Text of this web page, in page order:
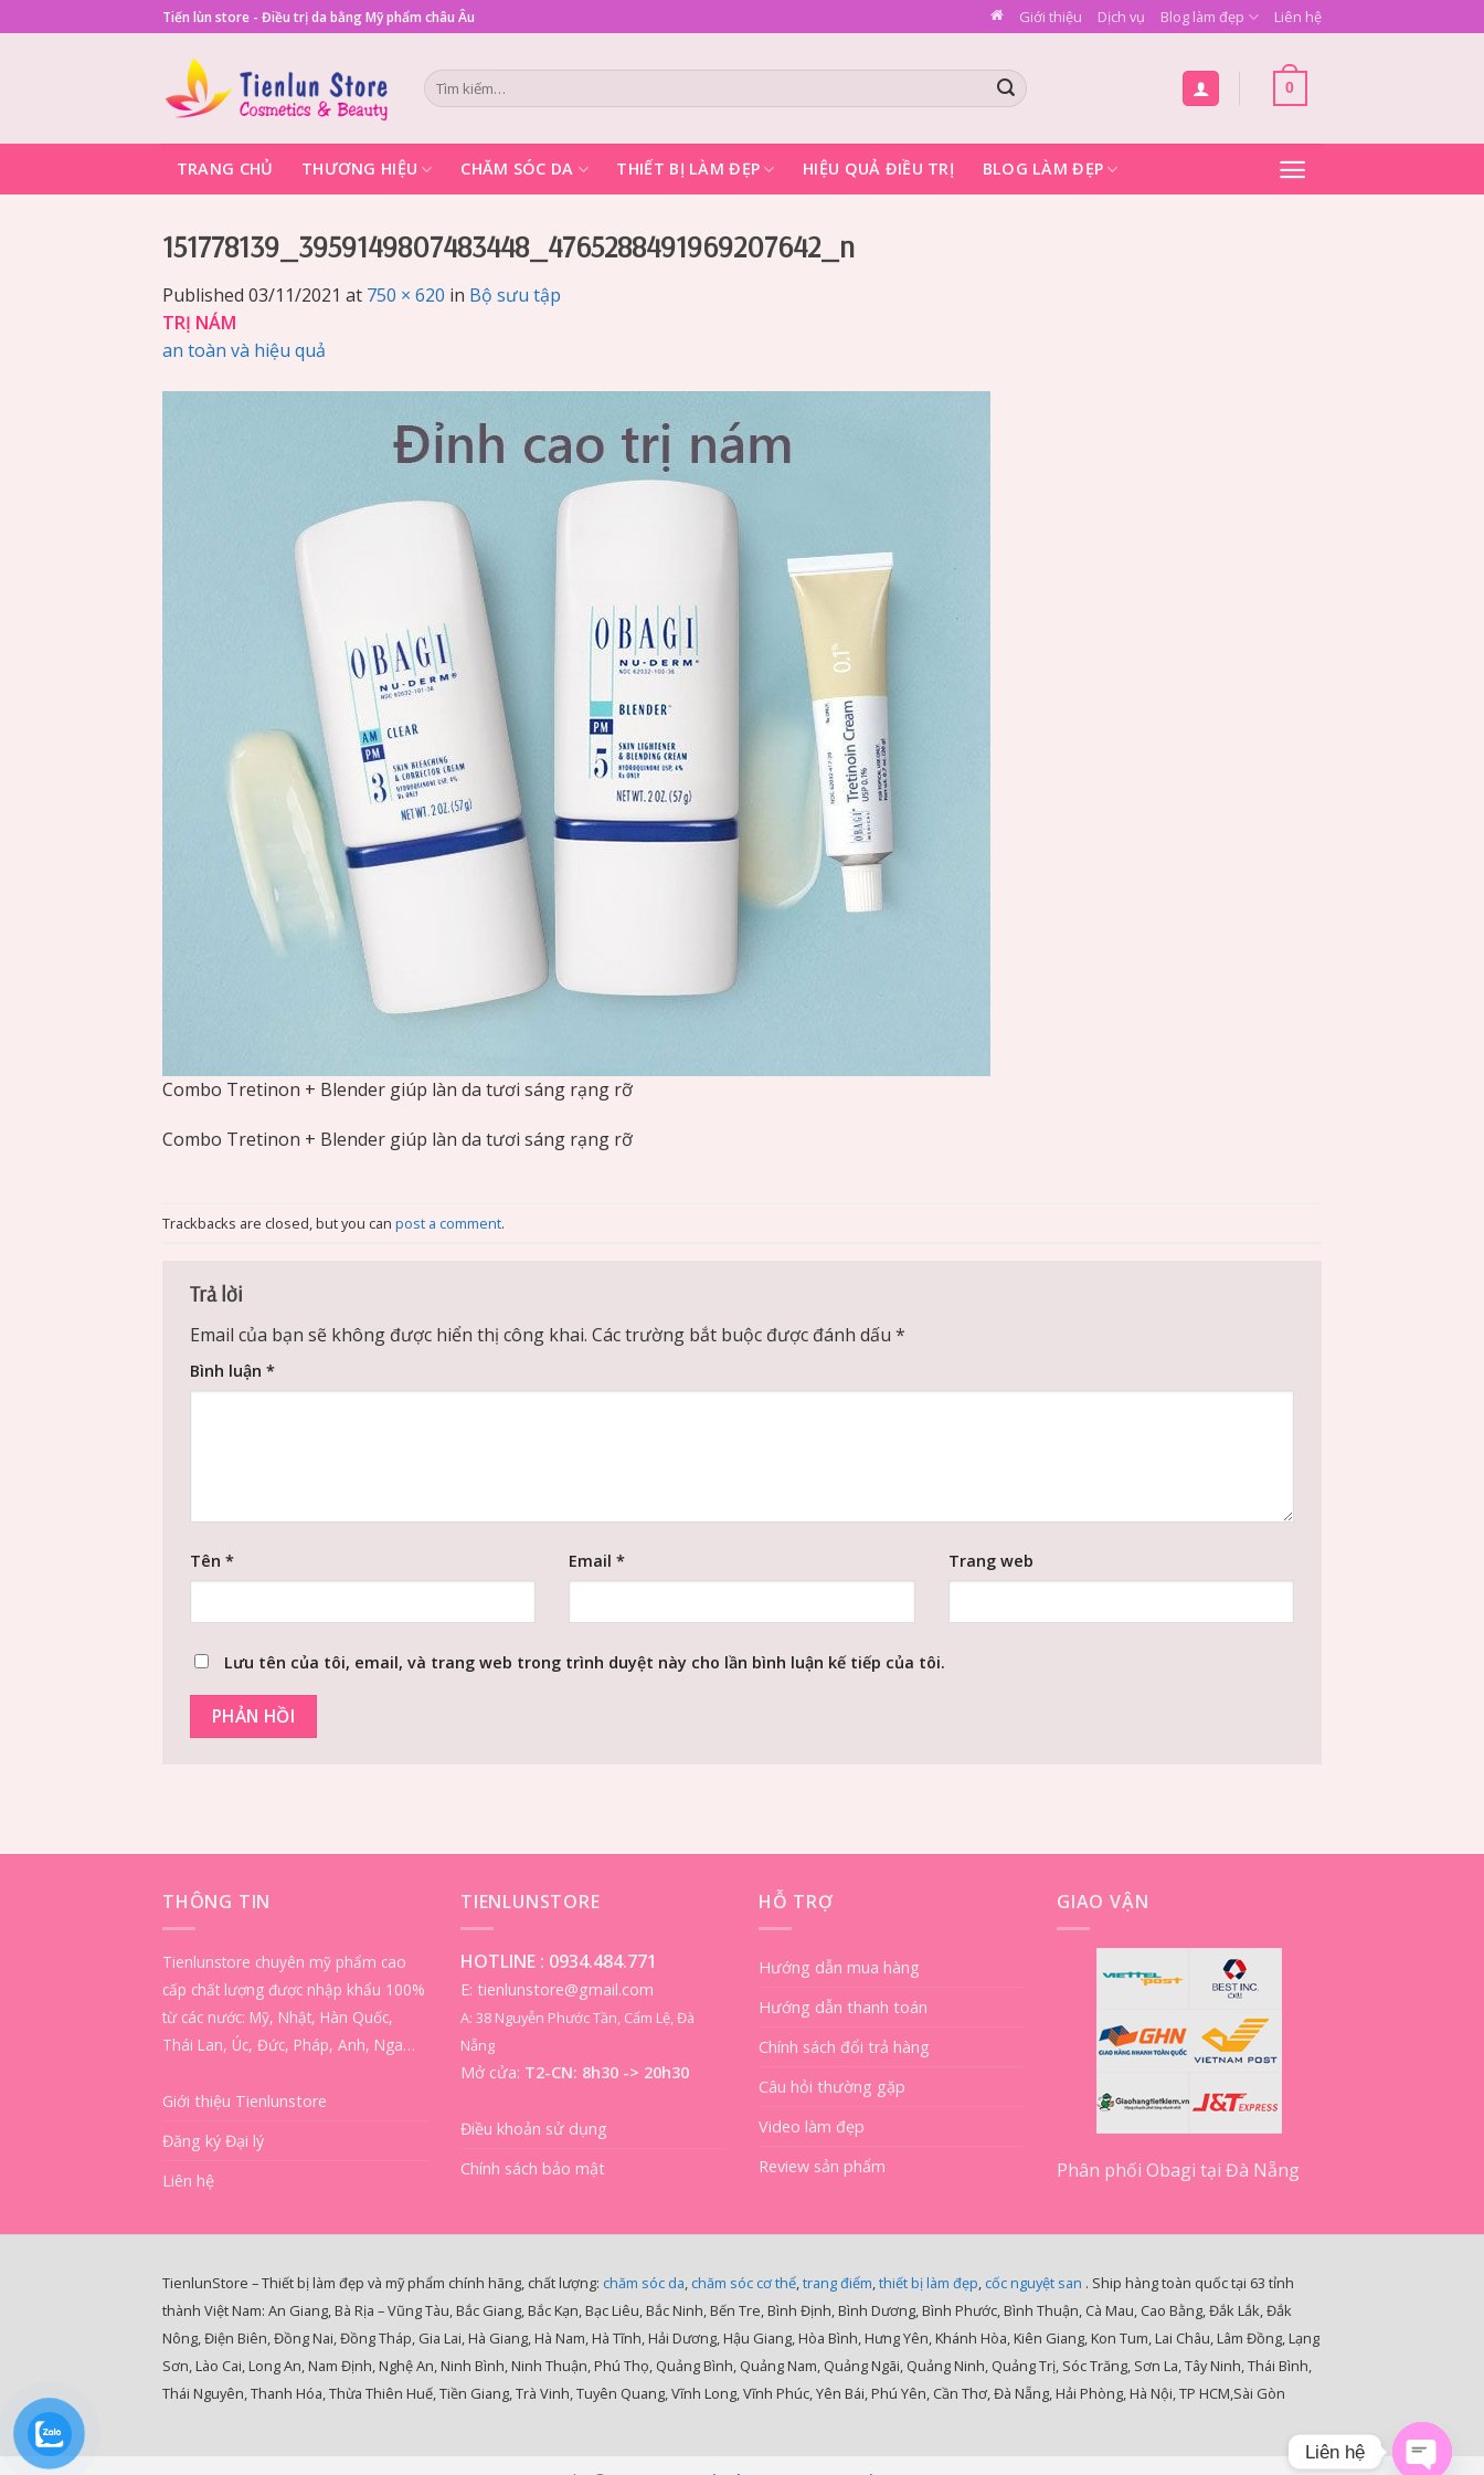
to
Tiến lùn store - Điều trị da bằng Mỹ phẩm châu Âu Giới thiệu Dịch vụ Blog làm đẹp Liên hệ
Tìm
kiếm:
0
TRANG CHỦ THƯƠNG HIỆU CHĂM SÓC DA THIẾT BỊ LÀM ĐẸP HIỆU QUẢ ĐIỀU TRỊ BLOG LÀM ĐẸP
151778139_3959149807483448_4765288491969207642_n
Published 03/11/2021 at 750 × 620 in Bộ sưu tập
TRỊ NÁM
an toàn và hiệu quả
Combo Tretinon + Blender giúp làn da tươi sáng rạng rỡ
Combo Tretinon + Blender giúp làn da tươi sáng rạng rỡ
Trackbacks are closed, but you can post a comment.
Trả lời
Email của bạn sẽ không được hiển thị công khai. Các trường bắt buộc được đánh dấu *
Bình luận *
Tên * Email* Trang web
Lưu tên của tôi, email, và trang web trong trình duyệt này cho lần bình luận kế tiếp của tôi.
THÔNG TIN
Tienlunstore chuyên mỹ phẩm cao
cấp chất lượng được nhập khẩu 100%
từ các nước: Mỹ, Nhật, Hàn Quốc,
Thái Lan, Úc, Đức, Pháp, Anh, Nga…
Giới thiệu Tienlunstore
Đăng ký Đại lý
Liên hệ
TIENLUNSTORE
HOTLINE : 0934.484.771
E: tienlunstore@gmail.com
A: 38 Nguyễn Phước Tần, Cẩm Lệ, Đà
Nẵng
Mở cửa: T2-CN: 8h30 -> 20h30
Điều khoản sử dụng
Chính sách bảo mật
HỖ TRỢ
Hướng dẫn mua hàng
Hướng dẫn thanh toán
Chính sách đổi trả hàng
Câu hỏi thường gặp
Video làm đẹp
Review sản phẩm
GIAO VẬN
Phân phối Obagi tại Đà Nẵng
TienlunStore – Thiết bị làm đẹp và mỹ phẩm chính hãng, chất lượng: chăm sóc da, chăm sóc cơ thể,trang điểm,thiết bị làm đẹp, cốc nguyệt san . Ship hàng toàn quốc tại 63 tỉnh
thành Việt Nam: An Giang, Bà Rịa – Vũng Tàu, Bắc Giang, Bắc Kạn, Bạc Liêu, Bắc Ninh, Bến Tre, Bình Định, Bình Dương, Bình Phước, Bình Thuận, Cà Mau, Cao Bằng, Đắk Lắk, Đắk
Nông, Điện Biên, Đồng Nai, Đồng Tháp, Gia Lai, Hà Giang, Hà Nam, Hà Tĩnh, Hải Dương, Hậu Giang, Hòa Bình, Hưng Yên, Khánh Hòa, Kiên Giang, Kon Tum, Lai Châu, Lâm Đồng, Lạng
Sơn, Lào Cai, Long An, Nam Định, Nghệ An, Ninh Bình, Ninh Thuận, Phú Thọ, Quảng Bình, Quảng Nam, Quảng Ngãi, Quảng Ninh, Quảng Trị, Sóc Trăng, Sơn La, Tây Ninh, Thái Bình,
Thái Nguyên, Thanh Hóa, Thừa Thiên Huế, Tiền Giang, Trà Vinh, Tuyên Quang, Vĩnh Long, Vĩnh Phúc, Yên Bái, Phú Yên, Cần Thơ, Đà Nẵng, Hải Phòng, Hà Nội, TP HCM,Sài Gòn
Liên hệ